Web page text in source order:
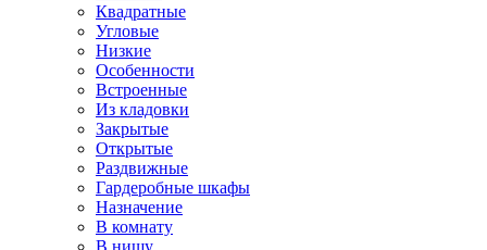
Квадратные
Угловые
Низкие
Особенности
Встроенные
Из кладовки
Закрытые
Открытые
Раздвижные
Гардеробные шкафы
Назначение
В комнату
В нишу